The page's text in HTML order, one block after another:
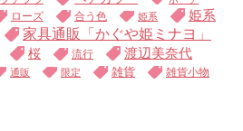
ローズ 合う色 姫系
姫系
家具通販「かぐや姫ミナヨ」
桜 流行 渡辺美奈代
通販 限定 雑貨 雑貨小物